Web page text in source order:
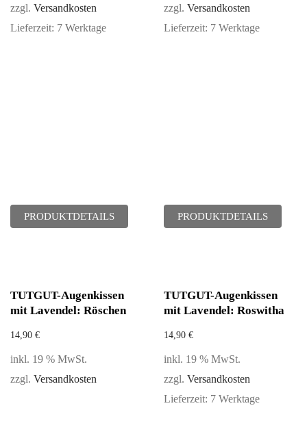
zzgl. Versandkosten
Lieferzeit: 7 Werktage
PRODUKTDETAILS
zzgl. Versandkosten
Lieferzeit: 7 Werktage
PRODUKTDETAILS
TUTGUT-Augenkissen
mit Lavendel: Röschen
14,90 €
inkl. 19 % MwSt.
zzgl. Versandkosten
TUTGUT-Augenkissen
mit Lavendel: Roswitha
14,90 €
inkl. 19 % MwSt.
zzgl. Versandkosten
Lieferzeit: 7 Werktage